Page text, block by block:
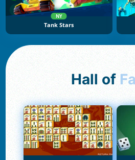
NY
Tank Stars
Hall of